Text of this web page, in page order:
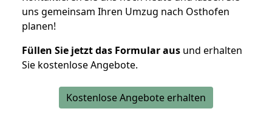
uns gemeinsam Ihren Umzug nach Osthofen
planen!
Füllen Sie jetzt das Formular aus und erhalten
Sie kostenlose Angebote.
Kostenlose Angebote erhalten